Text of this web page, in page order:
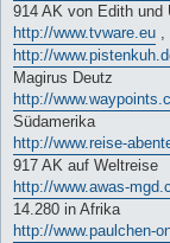
914 AK von Edith und
http://www.tvware.eu ,
http://
Magirus Deutz
http://
Südamerika
http://www.reise-
917 AK auf Weltreise
http://www.awas-
14.280 in Afrika
http://www.paulchen-